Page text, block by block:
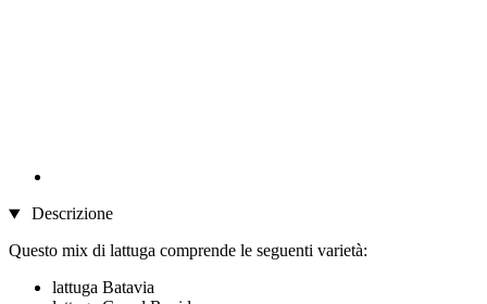
Descrizione
Questo mix di lattuga comprende le seguenti varietà:
lattuga Batavia